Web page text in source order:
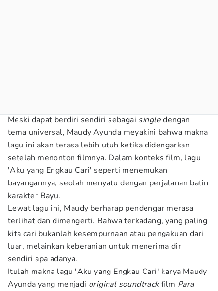
Meski dapat berdiri sendiri sebagai single dengan
tema universal, Maudy Ayunda meyakini bahwa makna
lagu ini akan terasa lebih utuh ketika didengarkan
setelah menonton filmnya. Dalam konteks film, lagu
'Aku yang Engkau Cari' seperti menemukan
bayangannya, seolah menyatu dengan perjalanan batin
karakter Bayu.
Lewat lagu ini, Maudy berharap pendengar merasa
terlihat dan dimengerti. Bahwa terkadang, yang paling
kita cari bukanlah kesempurnaan atau pengakuan dari
luar, melainkan keberanian untuk menerima diri
sendiri apa adanya.
Itulah makna lagu 'Aku yang Engkau Cari' karya Maudy
Ayunda yang menjadi original soundtrackfilm Para